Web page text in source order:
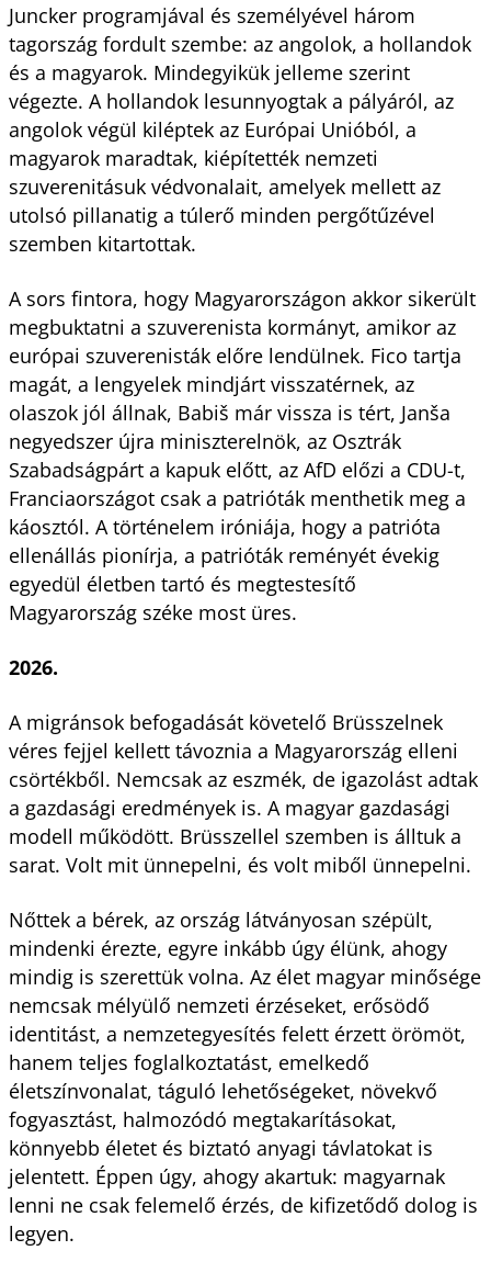
Juncker programjával és személyével három
tagország fordult szembe: az angolok, a hollandok
és a magyarok. Mindegyikük jelleme szerint
végezte. A hollandok lesunnyogtak a pályáról, az
angolok végül kiléptek az Európai Unióból, a
magyarok maradtak, kiépítették nemzeti
szuverenitásuk védvonalait, amelyek mellett az
utolsó pillanatig a túlerő minden pergőtűzével
szemben kitartottak.
A sors fintora, hogy Magyarországon akkor sikerült
megbuktatni a szuverenista kormányt, amikor az
európai szuverenisták előre lendülnek. Fico tartja
magát, a lengyelek mindjárt visszatérnek, az
olaszok jól állnak, Babiš már vissza is tért, Janša
negyedszer újra miniszterelnök, az Osztrák
Szabadságpárt a kapuk előtt, az AfD előzi a CDU-t,
Franciaországot csak a patrióták menthetik meg a
káosztól. A történelem iróniája, hogy a patrióta
ellenállás pionírja, a patrióták reményét évekig
egyedül életben tartó és megtestesítő
Magyarország széke most üres.
2026.
A migránsok befogadását követelő Brüsszelnek
véres fejjel kellett távoznia a Magyarország elleni
csörtékből. Nemcsak az eszmék, de igazolást adtak
a gazdasági eredmények is. A magyar gazdasági
modell működött. Brüsszellel szemben is álltuk a
sarat. Volt mit ünnepelni, és volt miből ünnepelni.
Nőttek a bérek, az ország látványosan szépült,
mindenki érezte, egyre inkább úgy élünk, ahogy
mindig is szerettük volna. Az élet magyar minősége
nemcsak mélyülő nemzeti érzéseket, erősödő
identitást, a nemzetegyesítés felett érzett örömöt,
hanem teljes foglalkoztatást, emelkedő
életszínvonalat, táguló lehetőségeket, növekvő
fogyasztást, halmozódó megtakarításokat,
könnyebb életet és biztató anyagi távlatokat is
jelentett. Éppen úgy, ahogy akartuk: magyarnak
lenni ne csak felemelő érzés, de kifizetődő dolog is
legyen.